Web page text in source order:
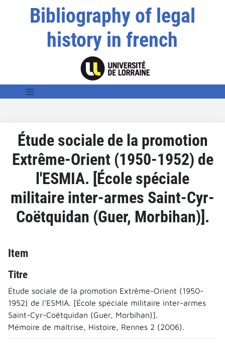
Bibliography of legal
history in french
Étude sociale de la promotion
Extrême-Orient (1950-1952) de
l'ESMIA. [École spéciale
militaire inter-armes Saint-Cyr-
Coëtquidan (Guer, Morbihan)].
Item
Titre
Étude sociale de la promotion Extrême-Orient (1950-
1952) de l'ESMIA. [École spéciale militaire inter-armes
Saint-Cyr-Coëtquidan (Guer, Morbihan)].
Mémoire de maîtrise, Histoire, Rennes 2 (2006).